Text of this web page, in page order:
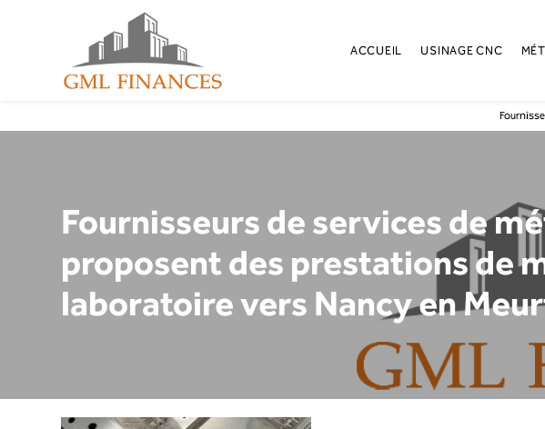
ACCUEIL USINAGE CNC
Fournisseurs de services de
proposent des prestations de
laboratoire vers Nancy en
Panneau de gestion des cookies